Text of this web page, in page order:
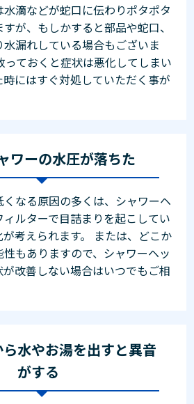
滴などが蛇口に伝わりポタポタ
が、もしかすると部品や蛇口、
漏れしている場合もございま
っておくと症状は悪化してしまい
にはすぐ対処していただく事が
ワーの水圧が落ちた
なる原因の多くは、シャワーヘ
ルターで目詰まりを起こしてい
考えられます。 または、どこか
もありますので、シャワーヘッ
が改善しない場合はいつでもご相
水やお湯を出すと異音
がする